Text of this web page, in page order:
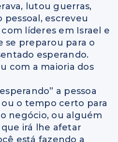
lutou guerras,
escreveu
líderes em Israel e
se preparou para o
esperando.
com a maioria dos
a pessoa
ou o tempo certo para
negócio, ou alguém
irá lhe afetar
está fazendo a